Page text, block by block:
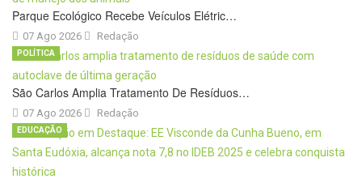
Parque Ecológico Recebe Veículos Elétric…
07 Ago 2026 Redação
São Carlos Amplia Tratamento De Resíduos…
07 Ago 2026
POLÍTICA
Redação
EDUCAÇÃO